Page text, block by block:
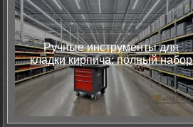
Ручные инструменты для
кладки кирпича: полный набор